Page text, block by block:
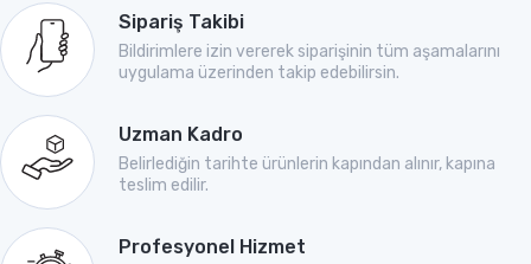
Sipariş Takibi
Bildirimlere izin vererek siparişinin tüm aşamalarını
uygulama üzerinden takip edebilirsin.
Uzman Kadro
Belirlediğin tarihte ürünlerin kapından alınır, kapına
teslim edilir.
Profesyonel Hizmet